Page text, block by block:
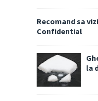
Recomand sa
Confidential
la